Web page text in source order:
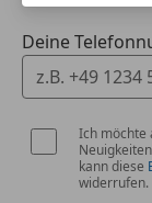
Deine
Ich möchte
kann diese
widerrufen.